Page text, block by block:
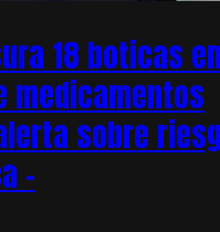
18 boticas
medicamentos
sobre
–